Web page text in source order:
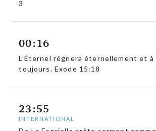
3
00:16
L’Éternel régnera éternellement et à
toujours. Exode 15:18
23:55
INTERNATIONAL